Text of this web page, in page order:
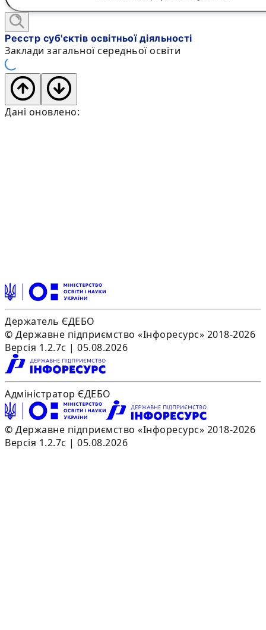
Реєстр суб'єктів освітньої діяльності
Заклади загальної середньої освіти
Дані оновлено:
Держатель ЄДЕБО
© Державне підприємство «Інфоресурс» 2018-2026
Версія 1.2.7c | 05.08.2026
Адміністратор ЄДЕБО
© Державне підприємство «Інфоресурс» 2018-2026
Версія 1.2.7c | 05.08.2026